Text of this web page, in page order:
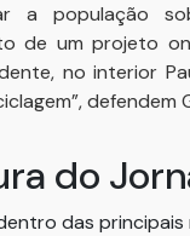
a população
de um projeto
no interior
defendem
do
das principais